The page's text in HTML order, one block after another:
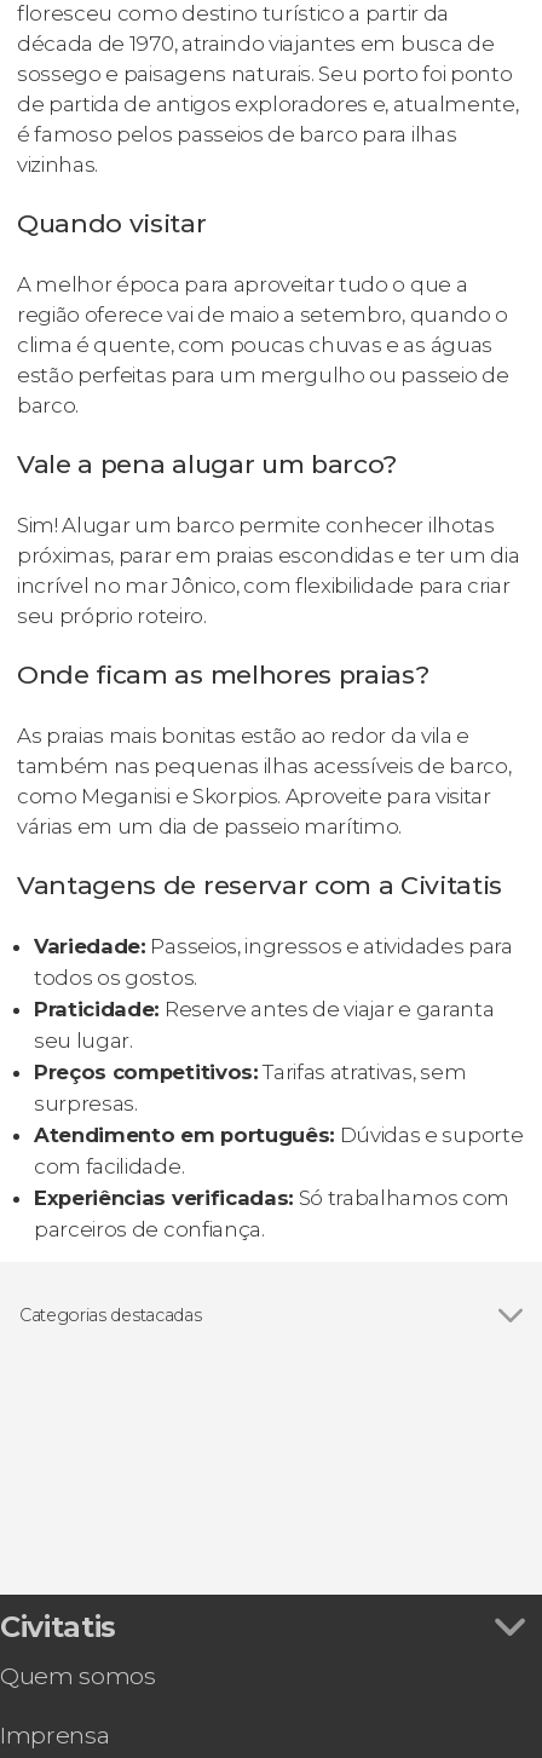
floresceu como destino turístico a partir da
década de 1970, atraindo viajantes em busca de
sossego e paisagens naturais. Seu porto foi ponto
de partida de antigos exploradores e, atualmente,
é famoso pelos passeios de barco para ilhas
vizinhas.
Quando visitar
A melhor época para aproveitar tudo o que a
região oferece vai de maio a setembro, quando o
clima é quente, com poucas chuvas e as águas
estão perfeitas para um mergulho ou passeio de
barco.
Vale a pena alugar um barco?
Sim! Alugar um barco permite conhecer ilhotas
próximas, parar em praias escondidas e ter um dia
incrível no mar Jônico, com flexibilidade para criar
seu próprio roteiro.
Onde ficam as melhores praias?
As praias mais bonitas estão ao redor da vila e
também nas pequenas ilhas acessíveis de barco,
como Meganisi e Skorpios. Aproveite para visitar
várias em um dia de passeio marítimo.
Vantagens de reservar com a Civitatis
Variedade: Passeios, ingressos e atividades para
todos os gostos.
Praticidade: Reserve antes de viajar e garanta
seu lugar.
Preços competitivos:Tarifas atrativas, sem
surpresas.
Atendimento em português: Dúvidas e suporte
com facilidade.
Experiências verificadas: Só trabalhamos com
parceiros de confiança.
Categorias destacadas
Civitatis
Quem somos
Imprensa